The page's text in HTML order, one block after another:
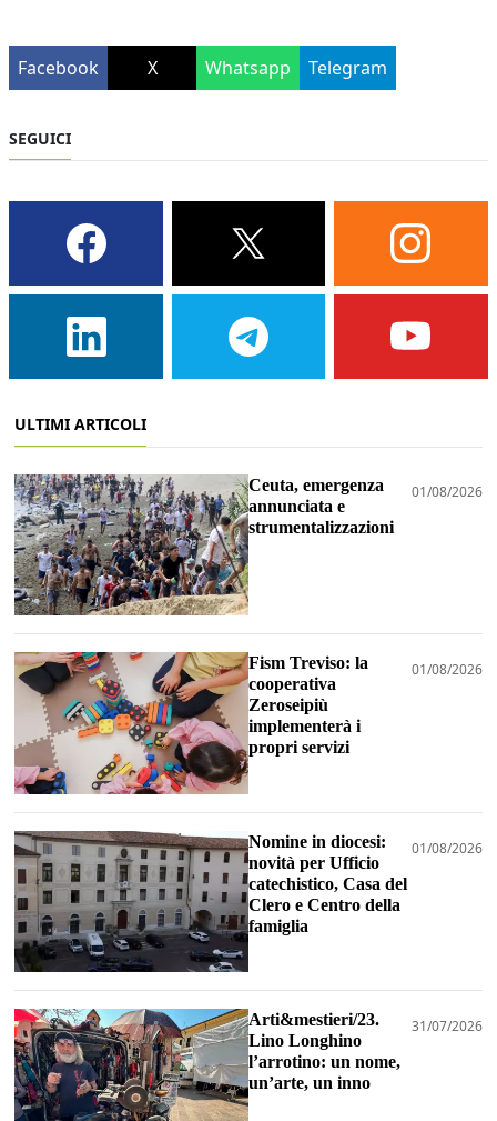
Facebook X Whatsapp Telegram
SEGUICI
ULTIMI ARTICOLI
Ceuta, emergenza
annunciata e
strumentalizzazioni
01/08/2026
Fism Treviso: la
cooperativa
Zeroseipiù
implementerà i
propri servizi
01/08/2026
Nomine in diocesi:
novità per Ufficio
catechistico, Casa del
Clero e Centro della
famiglia
01/08/2026
Arti&mestieri/23.
Lino Longhino
l’arrotino: un nome,
un’arte, un inno
31/07/2026